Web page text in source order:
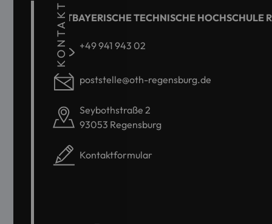
KONTAKT
OSTBAYERISCHE TECHNISCHE HOCHSCHULE
+49 941 943 02
poststelle@oth-regensburg.de
Seybothstraße 2
93053 Regensburg
Kontaktformular